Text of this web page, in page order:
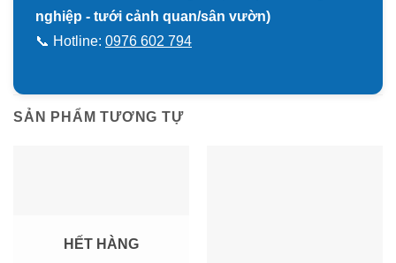
nghiệp - tưới cảnh quan/sân vườn)
📞 Hotline: 0976 602 794
SẢN PHẨM TƯƠNG TỰ
HẾT HÀNG